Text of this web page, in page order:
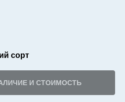
сорт
И СТОИМОСТЬ